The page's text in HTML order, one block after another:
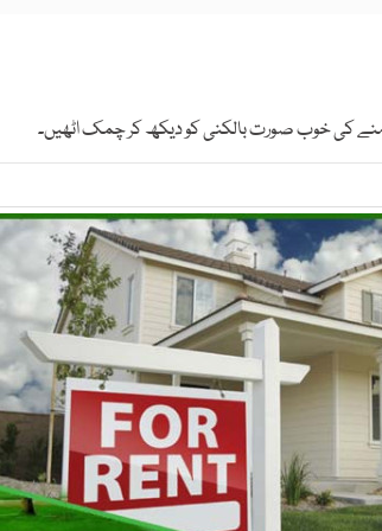
کی خوب صورت بالکنی کو دیکھ کر چمک اٹھیں۔